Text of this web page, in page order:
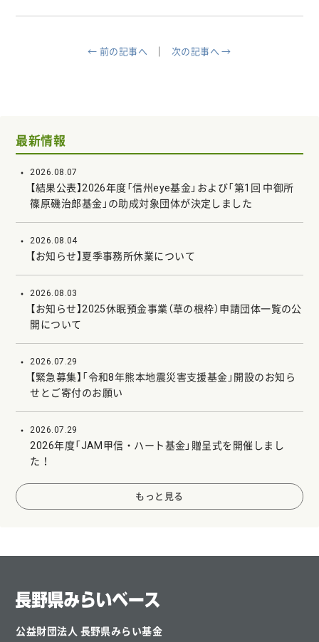
← 前の記事へ 次の記事へ →
最新情報
2026.08.07
【結果公表】2026年度「信州eye基金」および「第1回 中御所
篠原磯治郎基金」の助成対象団体が決定しました
2026.08.04
【お知らせ】夏季事務所休業について
2026.08.03
【お知らせ】2025休眠預金事業（草の根枠）申請団体一覧の公
開について
2026.07.29
【緊急募集】「令和8年熊本地震災害支援基金」開設のお知ら
せとご寄付のお願い
2026.07.29
2026年度「JAM甲信・ハート基金」贈呈式を開催しまし
た！
もっと見る
公益財団法人 長野県みらい基金